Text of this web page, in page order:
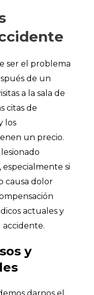
ser el problema
de un
a la sala de
citas de
los
un precio.
si
causa dolor
actuales y
y
darnos el